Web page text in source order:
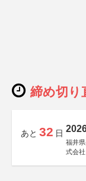
締め切り
あと 32 日
福井
式会社